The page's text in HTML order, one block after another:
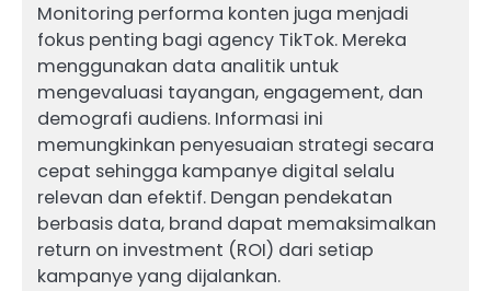
Monitoring performa konten juga menjadi
fokus penting bagi agency TikTok. Mereka
menggunakan data analitik untuk
mengevaluasi tayangan, engagement, dan
demografi audiens. Informasi ini
memungkinkan penyesuaian strategi secara
cepat sehingga kampanye digital selalu
relevan dan efektif. Dengan pendekatan
berbasis data, brand dapat memaksimalkan
return on investment (ROI) dari setiap
kampanye yang dijalankan.